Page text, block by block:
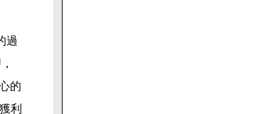
過
的
利